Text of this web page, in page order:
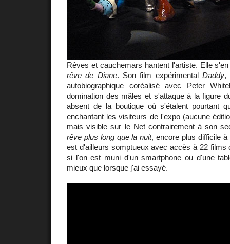
Rêves et cauchemars hantent l'artiste. Elle
rêve de Diane. Son film expérimentalDaddy,
autobiographique coréalisé avec Peter
domination des mâles et s'attaque à la figure
absent de la boutique où s'étalent pourtant
enchantant les visiteurs de l'expo (aucune
mais visible sur le Net contrairement à son
rêve plus long que la nuit, encore plus difficile
est d'ailleurs somptueux avec accès à 22 films
si l'on est muni d'un smartphone ou d'une
mieux que lorsque j'ai essayé.